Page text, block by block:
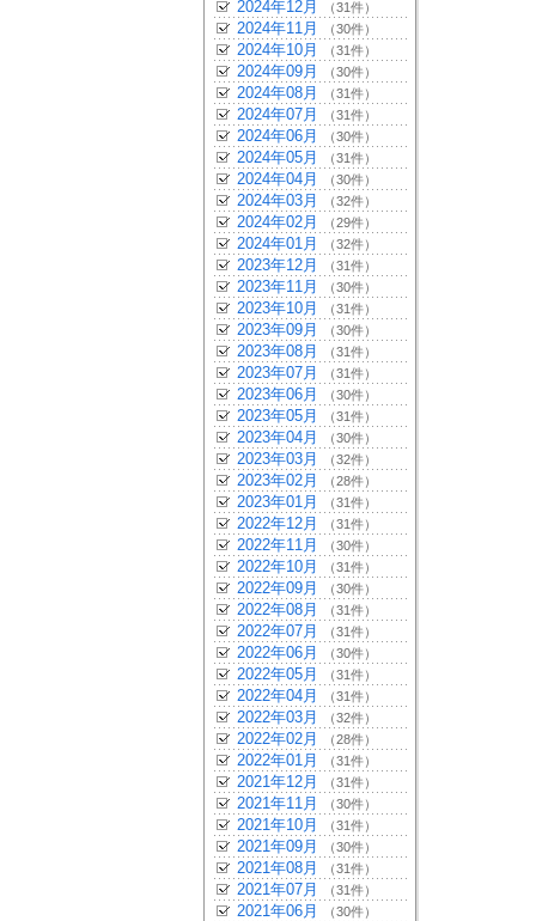
2024年12月 （31件）
2024年11月 （30件）
2024年10月 （31件）
2024年09月 （30件）
2024年08月 （31件）
2024年07月 （31件）
2024年06月 （30件）
2024年05月 （31件）
2024年04月 （30件）
2024年03月 （32件）
2024年02月 （29件）
2024年01月 （32件）
2023年12月 （31件）
2023年11月 （30件）
2023年10月 （31件）
2023年09月 （30件）
2023年08月 （31件）
2023年07月 （31件）
2023年06月 （30件）
2023年05月 （31件）
2023年04月 （30件）
2023年03月 （32件）
2023年02月 （28件）
2023年01月 （31件）
2022年12月 （31件）
2022年11月 （30件）
2022年10月 （31件）
2022年09月 （30件）
2022年08月 （31件）
2022年07月 （31件）
2022年06月 （30件）
2022年05月 （31件）
2022年04月 （31件）
2022年03月 （32件）
2022年02月 （28件）
2022年01月 （31件）
2021年12月 （31件）
2021年11月 （30件）
2021年10月 （31件）
2021年09月 （30件）
2021年08月 （31件）
2021年07月 （31件）
2021年06月 （30件）